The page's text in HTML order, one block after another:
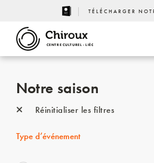
TÉLÉCHARGER
CENTRE CULTUREL - LIÈGE
Notre saison
Réinitialiser les filtres
Type d’événement